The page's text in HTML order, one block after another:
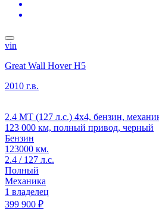
vin
Great Wall Hover H5
2010 г.в.
2.4 MT (127 л.с.) 4x4, бензин,
123 000 км, полный привод, черный
Бензин
123000 км.
2.4 / 127 л.с.
Полный
Механика
1 владелец
399 900 ₽